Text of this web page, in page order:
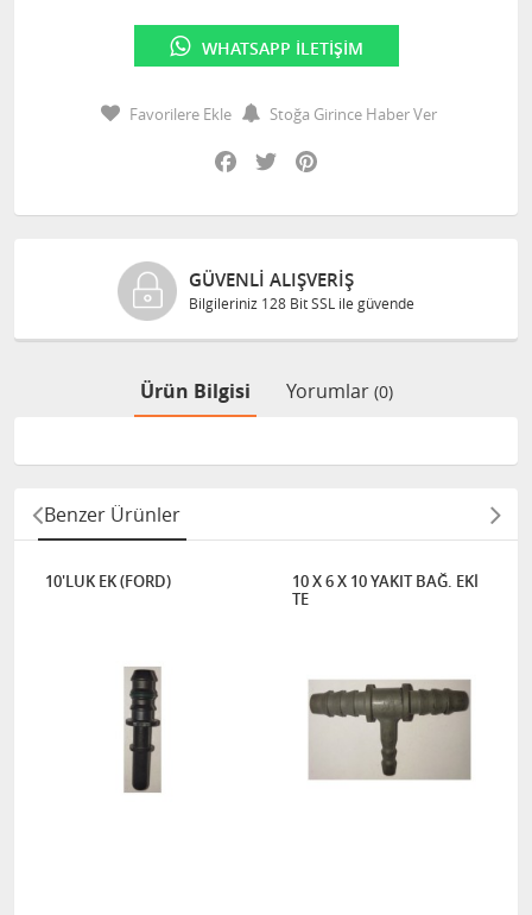
WHATSAPP İLETIŞIM
Favorilere Ekle
Stoğa Girince Haber Ver
Facebook
Twitter
GÜVENLI ALIŞVERIŞ
Bilgileriniz 128 Bit SSL ile güvende
Ürün Bilgisi Yorumlar (0)
Benzer Ürünler
10'LUK EK (FORD)
10 X 6 X 10 YAKIT BAĞ. EKİ
TE